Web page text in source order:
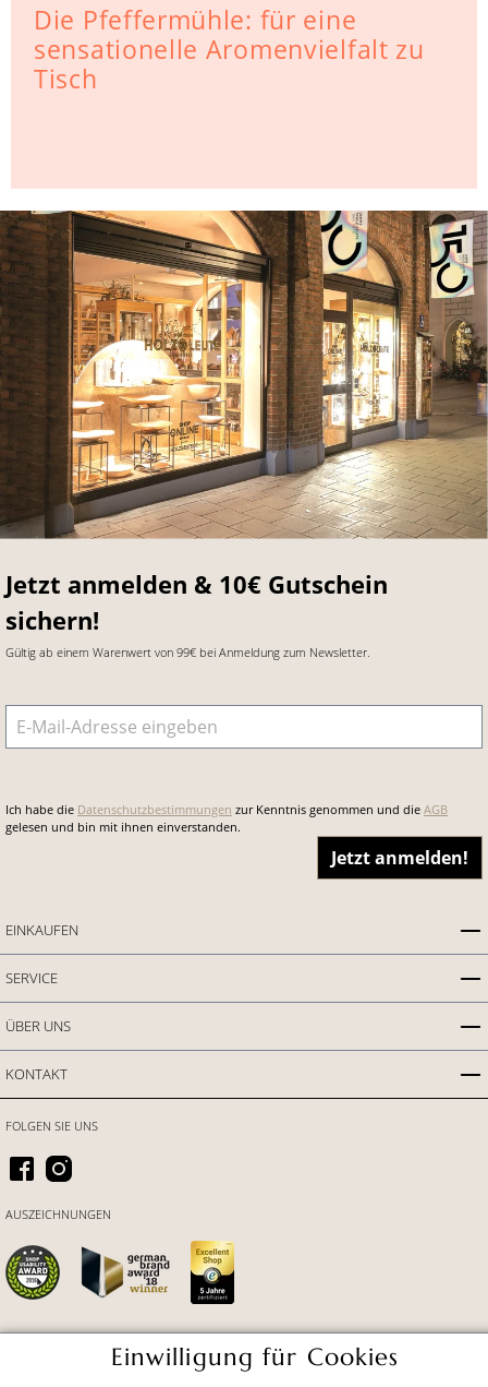
Die Pfeffermühle: für eine
sensationelle Aromenvielfalt zu
Tisch
Jetzt anmelden & 10€ Gutschein
sichern!
Gültig ab einem Warenwert von 99€ bei Anmeldung zum Newsletter.
E-Mail-Adresse
Ich habe die Datenschutzbestimmungen zur Kenntnis genommen und die AGB
gelesen und bin mit ihnen einverstanden.
Jetzt anmelden!
EINKAUFEN
SERVICE
ÜBER UNS
KONTAKT
FOLGEN SIE UNS
AUSZEICHNUNGEN
Einwilligung für Cookies